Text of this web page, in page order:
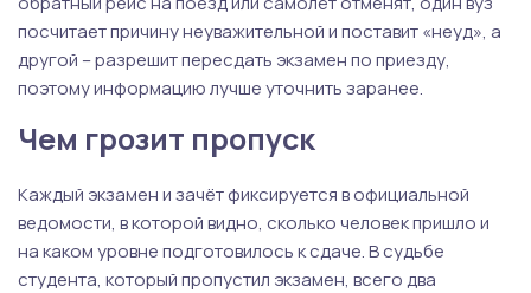
посчитает причину неуважительной и поставит «неуд», а
другой – разрешит пересдать экзамен по приезду,
поэтому информацию лучше уточнить заранее.
Чем грозит пропуск
Каждый экзамен и зачёт фиксируется в официальной
ведомости, в которой видно, сколько человек пришло и
на каком уровне подготовилось к сдаче. В судьбе
студента, который пропустил экзамен, всего два